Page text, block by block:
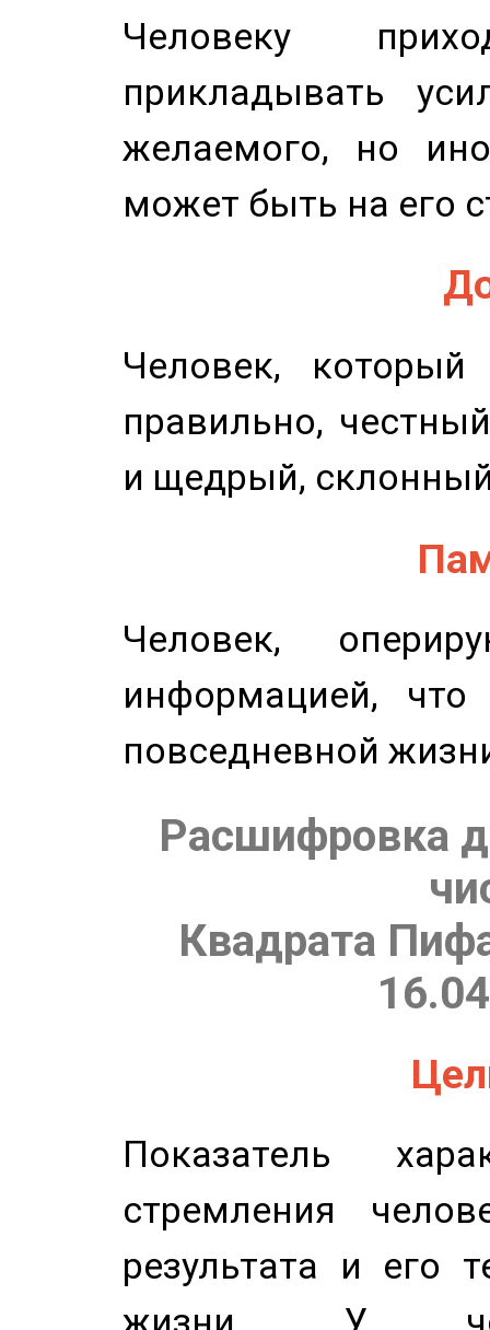
Человеку
прикладывать
желаемого, но
может быть на его
Человек,
правильно,
и щедрый,
Человек,
информацией,
повседневной
Расшифровка
Квадрата
Показатель
стремления
результата и его